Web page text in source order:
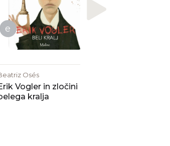
e
Osés
Vogler in zločini
kralja
o Joeju in Samu
Park [...]